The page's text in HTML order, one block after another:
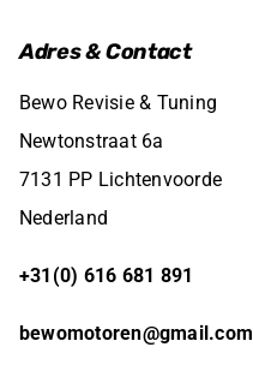
Adres & Contact
Bewo Revisie & Tuning
Newtonstraat 6a
7131 PP Lichtenvoorde
Nederland
+31(0) 616 681 891
bewomotoren@gmail.com